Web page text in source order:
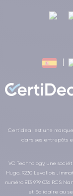
Certideal est une
dans ses entrepôts
VC Technology, une
Hugo, 9230 Levallois ,
numéro 813 979 036 RCS
et Solidaire au